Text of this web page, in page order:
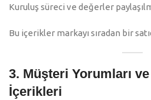
Kuruluş süreci ve değerler
Bu içerikler markayı sıradan bir
3. Müşteri Yorumları
İçerikleri